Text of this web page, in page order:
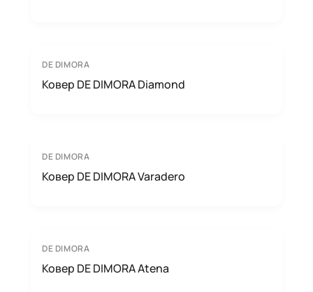
DE DIMORA
Ковер DE DIMORA Diamond
DE DIMORA
Ковер DE DIMORA Varadero
DE DIMORA
Ковер DE DIMORA Atena